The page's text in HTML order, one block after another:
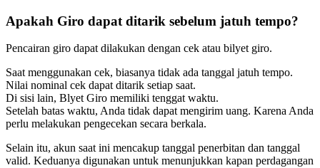
Apakah Giro dapat ditarik sebelum jatuh tempo?
Pencairan giro dapat dilakukan dengan cek atau bilyet giro.
Saat menggunakan cek, biasanya tidak ada tanggal jatuh tempo.
Nilai nominal cek dapat ditarik setiap saat.
Di sisi lain, Blyet Giro memiliki tenggat waktu.
Setelah batas waktu, Anda tidak dapat mengirim uang. Karena Anda
perlu melakukan pengecekan secara berkala.
Selain itu, akun saat ini mencakup tanggal penerbitan dan tanggal
valid. Keduanya digunakan untuk menunjukkan kapan perdagangan